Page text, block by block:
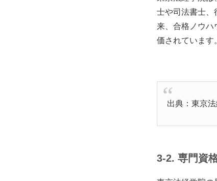
士や司法書士、
来、合格ノウハ
価されています
出典：東京
3-2. 専門資